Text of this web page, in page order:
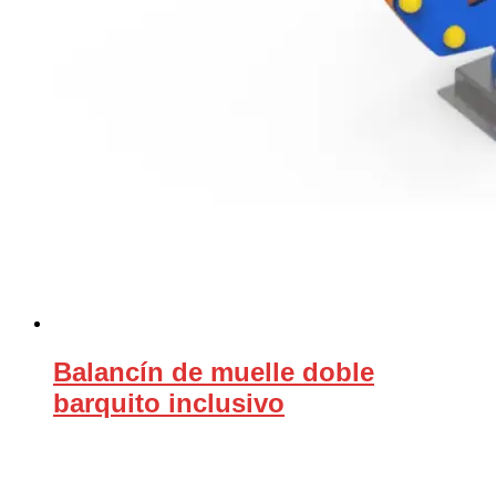
Balancín de muelle doble
barquito inclusivo